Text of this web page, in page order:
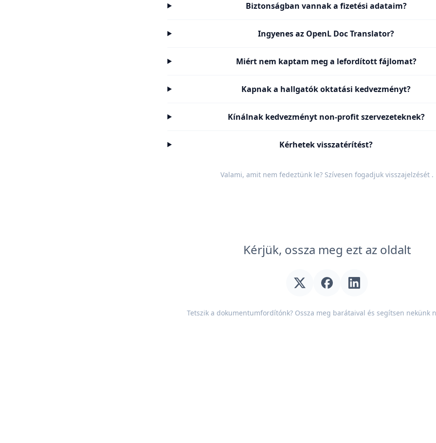
Biztonságban vannak a fizetési adataim?
Ingyenes az OpenL Doc Translator?
Miért nem kaptam meg a lefordított fájlomat?
Kapnak a hallgatók oktatási kedvezményt?
Kínálnak kedvezményt non-profit szervezeteknek?
Kérhetek visszatérítést?
Valami, amit nem fedeztünk le? Szívesen fogadjuk visszajelzését .
Kérjük, ossza meg ezt az oldalt
Tetszik a dokumentumfordítónk? Ossza meg barátaival és segítsen nekünk